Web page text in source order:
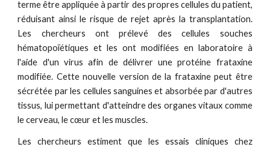
terme être appliquée à partir des propres cellules du patient,
réduisant ainsi le risque de rejet après la transplantation.
Les chercheurs ont prélevé des cellules souches
hématopoïétiques et les ont modifiées en laboratoire à
l'aide d'un virus afin de délivrer une protéine frataxine
modifiée. Cette nouvelle version de la frataxine peut être
sécrétée par les cellules sanguines et absorbée par d'autres
tissus, lui permettant d'atteindre des organes vitaux comme
le cerveau, le cœur et les muscles.
Les chercheurs estiment que les essais cliniques chez